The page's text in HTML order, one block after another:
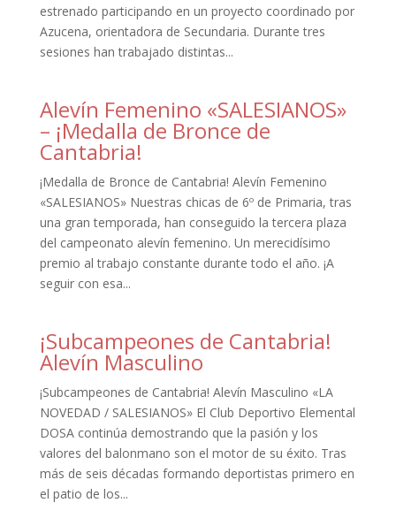
estrenado participando en un proyecto coordinado por
Azucena, orientadora de Secundaria. Durante tres
sesiones han trabajado distintas...
Alevín Femenino «SALESIANOS»
– ¡Medalla de Bronce de
Cantabria!
¡Medalla de Bronce de Cantabria! Alevín Femenino
«SALESIANOS» Nuestras chicas de 6º de Primaria, tras
una gran temporada, han conseguido la tercera plaza
del campeonato alevín femenino. Un merecidísimo
premio al trabajo constante durante todo el año. ¡A
seguir con esa...
¡Subcampeones de Cantabria!
Alevín Masculino
¡Subcampeones de Cantabria! Alevín Masculino «LA
NOVEDAD / SALESIANOS» El Club Deportivo Elemental
DOSA continúa demostrando que la pasión y los
valores del balonmano son el motor de su éxito. Tras
más de seis décadas formando deportistas primero en
el patio de los...